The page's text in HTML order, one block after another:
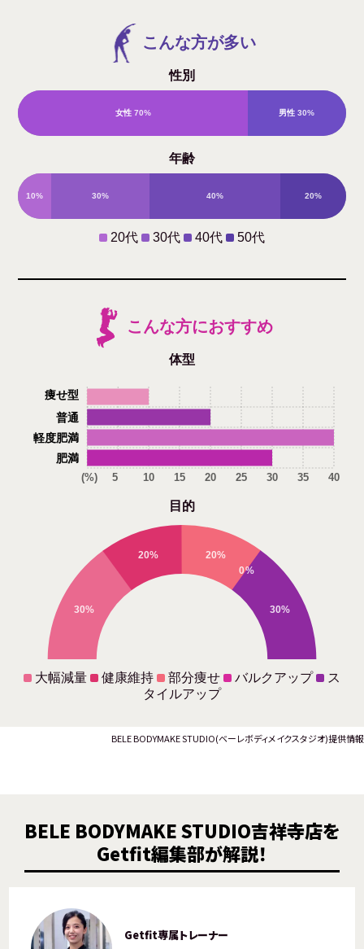
こんな方が多い
性別
女性 70% 男性 30%
年齢
10% 30% 40% 20%
20代 30代 40代 50代
こんな方におすすめ
体型
肥満
軽度肥満
普通
痩せ型
(%) 5 10 15 20 25 30 35 40
目的
30%
20%
20%
0%
30%
大幅減量 健康維持 部分痩せ バルクアップ
ス
タイルアップ
BELE BODYMAKE STUDIO(ベーレボディメイクスタジオ)提供情報
BELE BODYMAKE STUDIO吉祥寺店を
Getfit編集部が解説！
Getfit専属トレーナー